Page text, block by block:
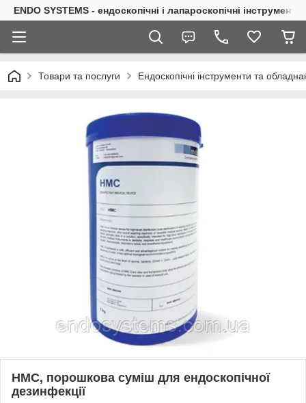
ENDO SYSTEMS - ендоскопічні і лапароскопічні інструменти
Товари та послуги Ендоскопічні інструменти та
HMC, порошкова суміш для ендоскопічної
дезинфекції